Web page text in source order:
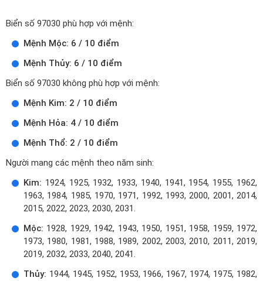
Biển số 97030 phù hợp với mệnh:
Mệnh Mộc: 6 / 10 điểm
Mệnh Thủy: 6 / 10 điểm
Biển số 97030 không phù hợp với mệnh:
Mệnh Kim: 2 / 10 điểm
Mệnh Hỏa: 4 / 10 điểm
Mệnh Thổ: 2 / 10 điểm
Người mang các mệnh theo năm sinh:
Kim: 1924, 1925, 1932, 1933, 1940, 1941, 1954, 1955, 1962,
1963, 1984, 1985, 1970, 1971, 1992, 1993, 2000, 2001, 2014,
2015, 2022, 2023, 2030, 2031.
Mộc: 1928, 1929, 1942, 1943, 1950, 1951, 1958, 1959, 1972,
1973, 1980, 1981, 1988, 1989, 2002, 2003, 2010, 2011, 2019,
2019, 2032, 2033, 2040, 2041.
Thủy: 1944, 1945, 1952, 1953, 1966, 1967, 1974, 1975, 1982,